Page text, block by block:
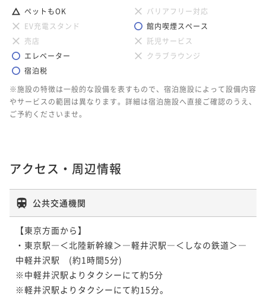
ペットもOK
バリアフリー対応
EV充電スタンド
館内喫煙スペース
売店
託児サービス
エレベーター
クラブラウンジ
宿泊税
※施設の特徴は一般的な設備を表すもので、宿泊施設によって設備内容
やサービスの範囲は異なります。詳細は宿泊施設へ直接ご確認のうえ、
ご予約くださいませ。
アクセス・周辺情報
公共交通機関
【東京方面から】
・東京駅―＜北陸新幹線＞―軽井沢駅―＜しなの鉄道＞―
中軽井沢駅　(約1時間5分)
※中軽井沢駅よりタクシーにて約5分
※軽井沢駅よりタクシーにて約15分。